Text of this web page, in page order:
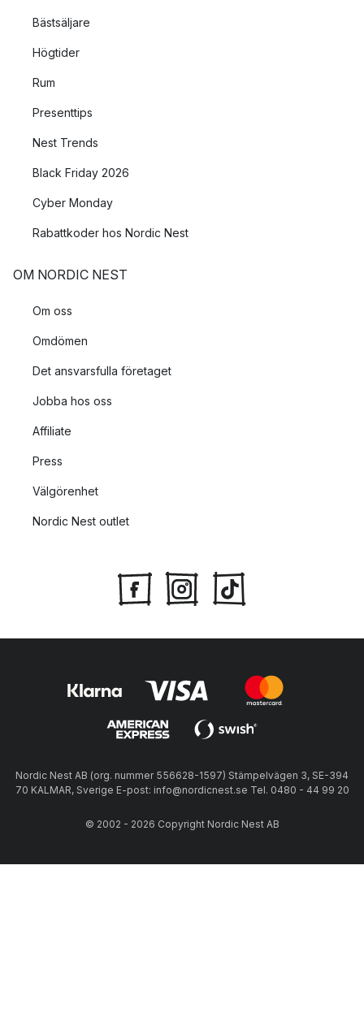
Bästsäljare
Högtider
Rum
Presenttips
Nest Trends
Black Friday 2026
Cyber Monday
Rabattkoder hos Nordic Nest
OM NORDIC NEST
Om oss
Omdömen
Det ansvarsfulla företaget
Jobba hos oss
Affiliate
Press
Välgörenhet
Nordic Nest outlet
Nordic Nest AB (org. nummer 556628-1597) Stämpelvägen 3, SE-394
70 KALMAR, Sverige E-post: info@nordicnest.se Tel. 0480 - 44 99 20
© 2002 - 2026 Copyright Nordic Nest AB